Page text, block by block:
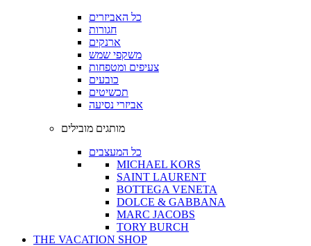
כל האביזרים
חגורות
ארנקים
משקפי שמש
צעיפים ומטפחות
כובעים
תכשיטים
אביזרי נסיעה
מותגים מובילים
כל המעצבים
MICHAEL KORS
SAINT LAURENT
BOTTEGA VENETA
DOLCE & GABBANA
MARC JACOBS
TORY BURCH
THE VACATION SHOP